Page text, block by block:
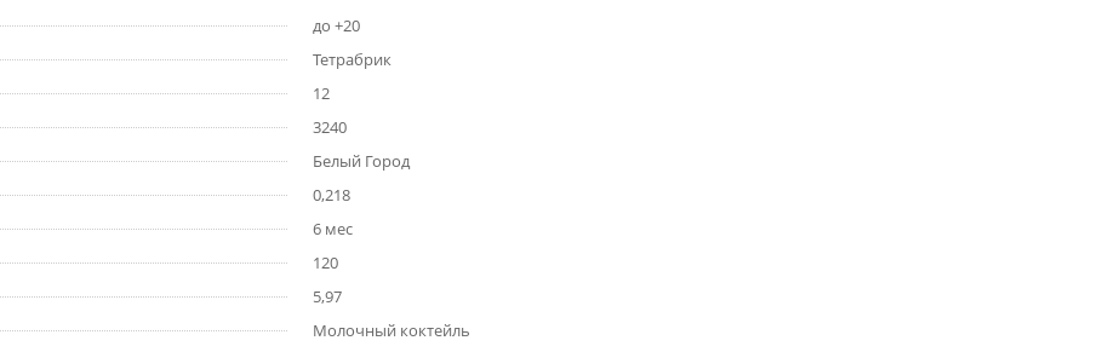
до +20
Тетрабрик
12
3240
Белый Город
0,218
6 мес
120
5,97
Молочный коктейль